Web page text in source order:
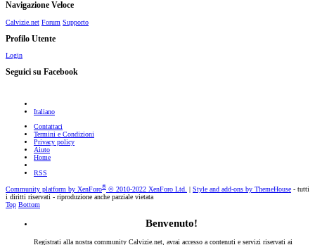
Navigazione Veloce
Calvizie.net Forum Supporto
Profilo Utente
Login
Seguici su Facebook
Italiano
Contattaci
Termini e Condizioni
Privacy policy
Aiuto
Home
RSS
Community platform by XenForo® © 2010-2022 XenForo Ltd. | Style and add-ons by ThemeHouse - tutti
i diritti riservati - riproduzione anche parziale vietata
Top Bottom
Benvenuto!
Registrati alla nostra community Calvizie.net, avrai accesso a contenuti e servizi riservati ai